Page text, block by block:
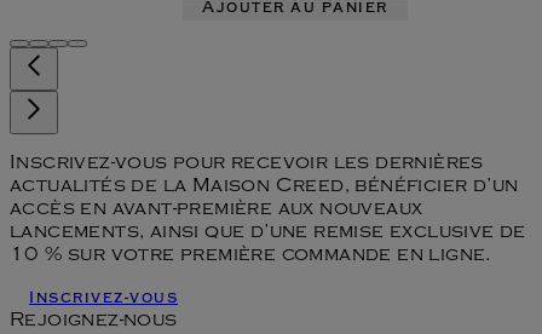
Ajouter au panier
Inscrivez-vous pour recevoir les dernières
actualités de la Maison Creed, bénéficier d’un
accès en avant-première aux nouveaux
lancements, ainsi que d’une remise exclusive de
10 % sur votre première commande en ligne.
Inscrivez-vous
Rejoignez-nous